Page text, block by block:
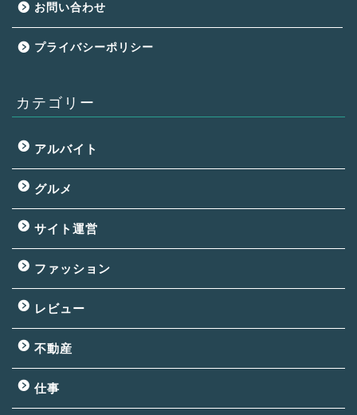
お問い合わせ
プライバシーポリシー
カテゴリー
アルバイト
グルメ
サイト運営
ファッション
レビュー
不動産
仕事